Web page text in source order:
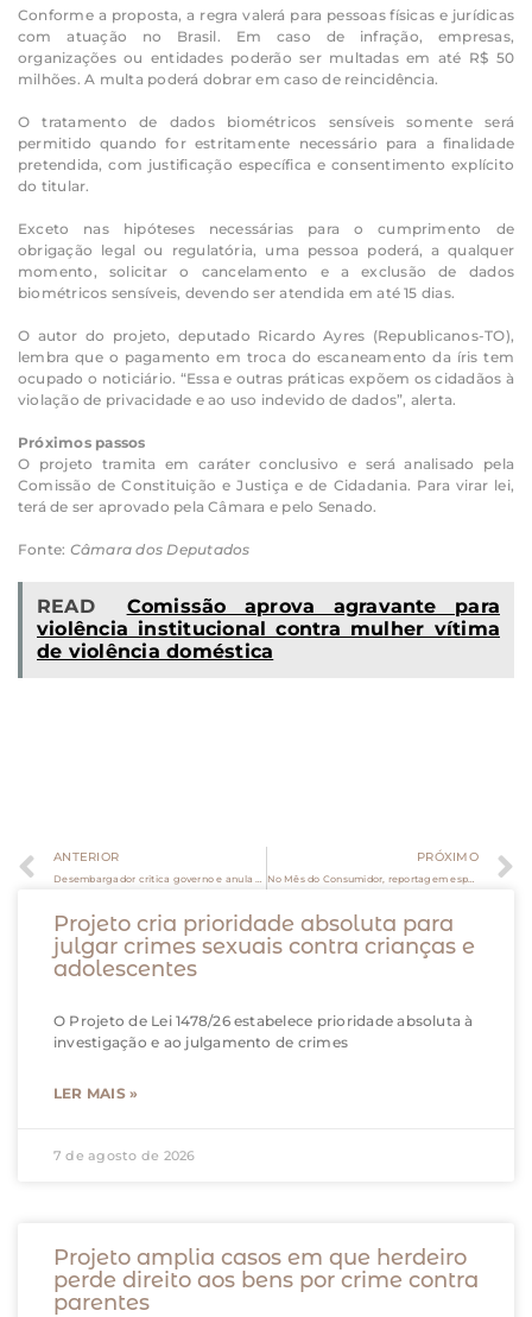
Conforme a proposta, a regra valerá para pessoas físicas e jurídicas
com atuação no Brasil. Em caso de infração, empresas,
organizações ou entidades poderão ser multadas em até R$ 50
milhões. A multa poderá dobrar em caso de reincidência.
O tratamento de dados biométricos sensíveis somente será
permitido quando for estritamente necessário para a finalidade
pretendida, com justificação específica e consentimento explícito
do titular.
Exceto nas hipóteses necessárias para o cumprimento de
obrigação legal ou regulatória, uma pessoa poderá, a qualquer
momento, solicitar o cancelamento e a exclusão de dados
biométricos sensíveis, devendo ser atendida em até 15 dias.
O autor do projeto, deputado Ricardo Ayres (Republicanos-TO),
lembra que o pagamento em troca do escaneamento da íris tem
ocupado o noticiário. “Essa e outras práticas expõem os cidadãos à
violação de privacidade e ao uso indevido de dados”, alerta.
Próximos passos
O projeto tramita em caráter conclusivo e será analisado pela
Comissão de Constituição e Justiça e de Cidadania. Para virar lei,
terá de ser aprovado pela Câmara e pelo Senado.
Fonte: Câmara dos Deputados
READ
Comissão aprova agravante para
violência institucional contra mulher vítima
de violência doméstica
ANTERIOR PRÓXIMO
Projeto cria prioridade absoluta para
julgar crimes sexuais contra crianças e
adolescentes
O Projeto de Lei 1478/26 estabelece prioridade absoluta à
investigação e ao julgamento de crimes
LER MAIS »
7 de agosto de 2026
Projeto amplia casos em que herdeiro
perde direito aos bens por crime contra
parentes